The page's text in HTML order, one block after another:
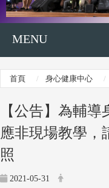
MENU
首頁 身心健康中心
【公告】為輔
應非現場教學，
照
2021-05-31